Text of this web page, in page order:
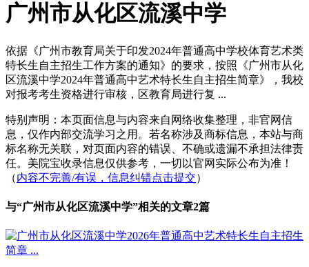
广州市从化区流溪中学
依据《广州市教育局关于印发2024年普通高中学校体育艺术类
特长生自主招生工作方案的通知》的要求，按照《广州市从化
区流溪中学2024年普通高中艺术特长生自主招生简章》，我校
对报考考生资格进行审核，区教育局进行复 ...
特别声明：本页面信息与内容来自网络收集整理，非官网信
息，仅作内部交流学习之用。若名称涉及商标信息，本站与商
标名称无关联，对页面内容的错误、不确或遗漏不承担法律责
任。美院宝收录信息仅供参考，一切以官网实际公布为准！
（内容不完善/有误，信息纠错点击提交）
与“广州市从化区流溪中学”相关的文章2篇